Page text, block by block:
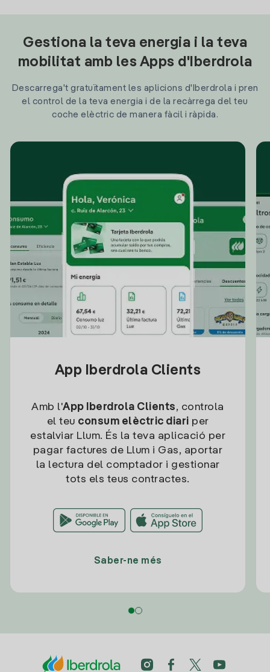
Gestiona la teva energia i la teva
mobilitat amb les Apps d'Iberdrola
Descarrega't gratuïtament les aplicions d'Iberdrola i pren
el control de la teva energia i de la recàrrega del teu
coche elèctric de manera fàcil i ràpida.
App Iberdrola Clients
Amb l'App Iberdrola Clients, controla
el teu consum elèctric diari per
estalviar Llum. És la teva aplicació per
pagar factures de Llum i Gas, aportar
la lectura del comptador i gestionar
tots els teus contractes.
Saber-ne més